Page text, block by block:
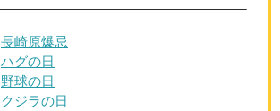
長崎原爆忌
ハグの日
野球の日
クジラの日